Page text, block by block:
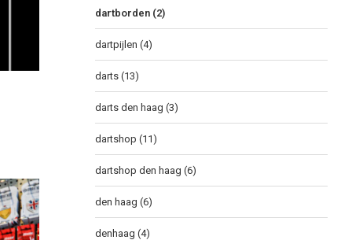
dartborden (2)
dartpijlen (4)
darts (13)
darts den haag (3)
dartshop (11)
dartshop den haag (6)
den haag (6)
denhaag (4)